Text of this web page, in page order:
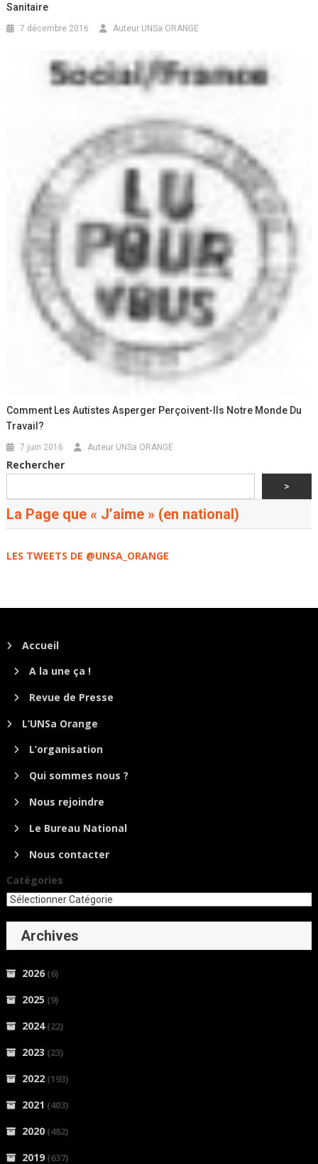
Sanitaire
7 décembre 2016 Auteur UNSa ORANGE
Comment Les Autistes Asperger Perçoivent-Ils Notre Monde Du
Travail?
7 juin 2016 Auteur UNSa ORANGE
Rechercher
>
La Page que « J’aime » (en national)
LES TWEETS DE @UNSA_ORANGE
Accueil
A la une ça !
Revue de Presse
L’UNSa Orange
L’organisation
Qui sommes nous ?
Nous rejoindre
Le Bureau National
Nous contacter
Catégories
Archives
2026 (6)
2025 (9)
2024(22)
2023 (23)
2022 (193)
2021 (403)
2020 (482)
2019 (637)